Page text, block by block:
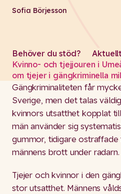
Sofia Börjesson
Behöver du stöd? Aktuellt
Kvinno- och tjejjouren i
om tjejer i gängkriminella
Gängkriminaliteten får
Sverige, men det talas
kvinnors utsatthet kopplat
män använder sig
gummor, tidigare
männens brott under radarn.
Tjejer och kvinnor i den
stor utsatthet. Männens